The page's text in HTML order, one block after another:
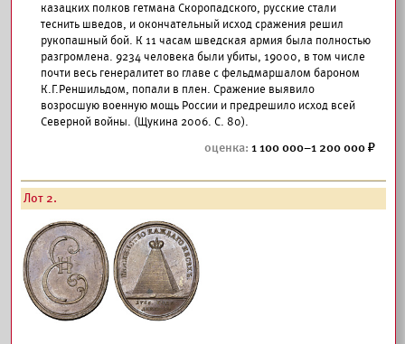
казацких полков гетмана Скоропадского, русские стали
теснить шведов, и окончательный исход сражения решил
рукопашный бой. К 11 часам шведская армия была полностью
разгромлена. 9234 человека были убиты, 19000, в том числе
почти весь генералитет во главе с фельдмаршалом бароном
К.Г.Реншильдом, попали в плен. Сражение выявило
возросшую военную мощь России и предрешило исход всей
Северной войны. (Щукина 2006. С. 80).
1 100 000–1 200 000
Лот 2.